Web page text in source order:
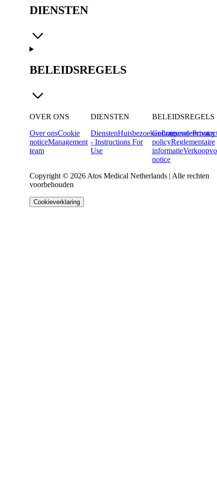
DIENSTEN
BELEIDSREGELS
OVER ONS
Over onsCookie
noticeManagement
team
DIENSTEN
DienstenHuisbezoeken
- Instructions For
Use
BELEIDSREGELS
GedragscodePrivacy
policyReglementaire
informatie
notice
Copyright © 2026 Atos Medical Netherlands | Alle rechten
voorbehouden
Cookieverklaring